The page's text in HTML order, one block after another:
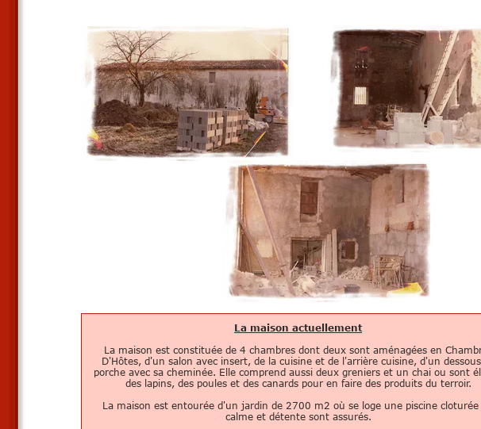
La maison actuellement
La maison est constituée de 4 chambres dont deux sont aménagées en
D'Hôtes, d'un salon avec insert, de la cuisine et de l'arrière cuisine, d'un
porche avec sa cheminée. Elle comprend aussi deux greniers et un chai ou sont
des lapins, des poules et des canards pour en faire des produits du terroir.
La maison est entourée d'un jardin de 2700 m2 où se loge une piscine cloturée
calme et détente sont assurés.